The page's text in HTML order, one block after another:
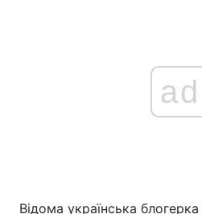
ad
Відома українська